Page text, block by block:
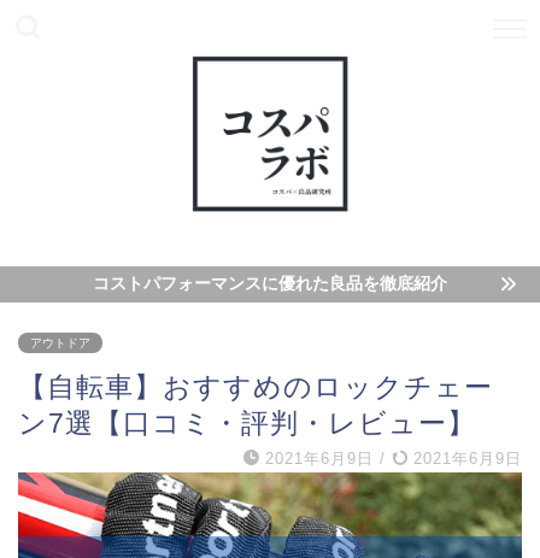
コストパフォーマンスに優れた良品を徹底紹介
アウトドア
【自転車】おすすめのロックチェー
ン7選【口コミ・評判・レビュー】
2021年6月9日 / 2021年6月9日